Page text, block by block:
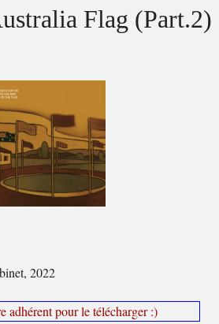
Flag (Part.2)
2022
adhérent pour le télécharger :)